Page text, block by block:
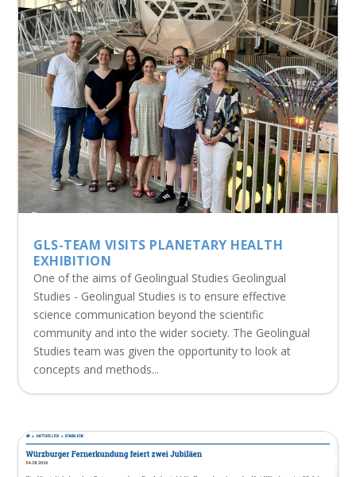
GLS-TEAM VISITS PLANETARY HEALTH
EXHIBITION
One of the aims of Geolingual Studies Geolingual
Studies - Geolingual Studies is to ensure effective
science communication beyond the scientific
community and into the wider society. The Geolingual
Studies team was given the opportunity to look at
concepts and methods...